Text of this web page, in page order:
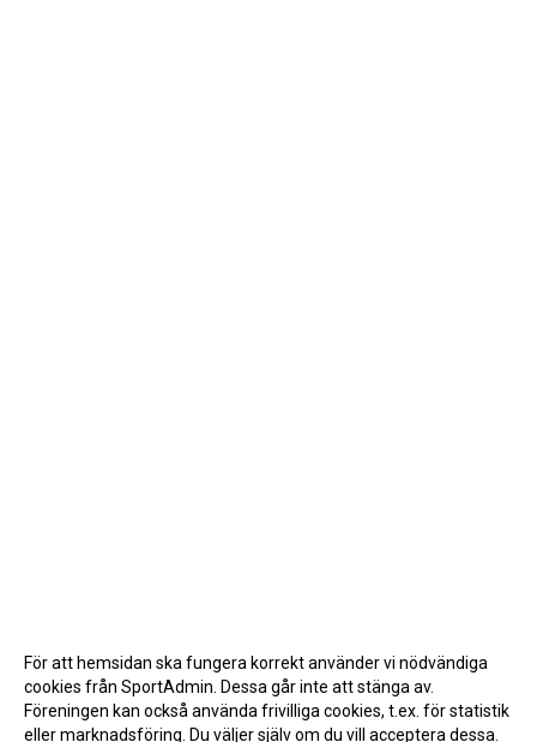
För att hemsidan ska fungera korrekt använder vi nödvändiga
cookies från SportAdmin. Dessa går inte att stänga av.
Föreningen kan också använda frivilliga cookies, t.ex. för statistik
eller marknadsföring. Du väljer själv om du vill acceptera dessa.